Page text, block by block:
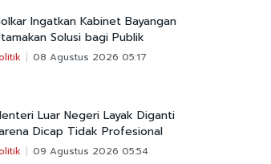
Ingatkan Kabinet Bayangan
Solusi bagi Publik
08 Agustus 2026 05:17
Luar Negeri Layak Diganti
Dicap Tidak Profesional
09 Agustus 2026 05:54